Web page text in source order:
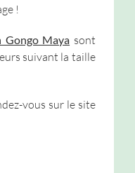
!
Gongo Maya sont
suivant la taille
vous sur le site